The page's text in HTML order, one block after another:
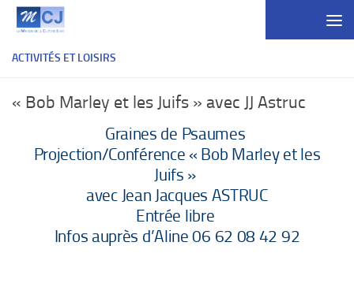
Skip to content
ACTIVITÉS ET LOISIRS
« Bob Marley et les Juifs » avec JJ Astruc
Graines de Psaumes
Projection/Conférence « Bob Marley et les
Juifs »
avec Jean Jacques ASTRUC
Entrée libre
Infos auprès d’Aline 06 62 08 42 92